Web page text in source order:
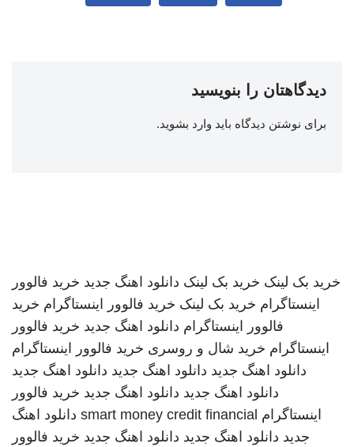
دیدگاهتان را بنویسید
برای نوشتن دیدگاه باید وارد بشوید.
خرید بک لینک خرید بک لینک دانلود اهنگ جدید خرید فالوور
اینستاگرام خرید بک لینک خرید فالوور اینستاگرام خرید
فالوور اینستاگرام دانلود اهنگ جدید خرید فالوور
اینستاگرام خرید شال و روسری خرید فالوور اینستاگرام
دانلود اهنگ جدید دانلود اهنگ جدید دانلود اهنگ جدید
دانلود اهنگ جدید دانلود اهنگ جدید خرید فالوور
اینستاگرام smart money credit financial دانلود اهنگ
جدید دانلود اهنگ جدید دانلود اهنگ جدید خرید فالوور